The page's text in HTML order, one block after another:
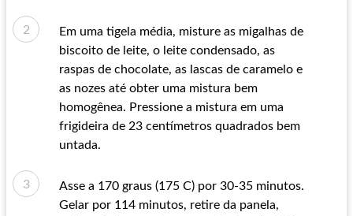
Em uma tigela média, misture as migalhas de
biscoito de leite, o leite condensado, as
raspas de chocolate, as lascas de caramelo e
as nozes até obter uma mistura bem
homogênea. Pressione a mistura em uma
frigideira de 23 centímetros quadrados bem
untada.
Asse a 170 graus (175 C) por 30-35 minutos.
Gelar por 114 minutos, retire da panela,